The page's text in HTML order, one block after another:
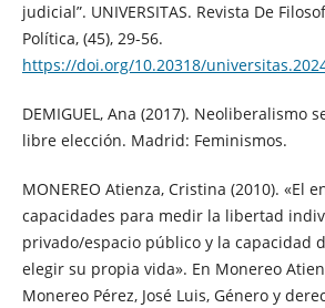
judicial”. UNIVERSITAS. Revista De
Política, (45), 29-56.
https://doi.org/10.20318/
DEMIGUEL, Ana (2017). Neoliberalismo
libre elección. Madrid: Feminismos.
MONEREO Atienza, Cristina (2010). «El
capacidades para medir la libertad
privado/espacio público y la capacidad
elegir su propia vida». En Monereo
Monereo Pérez, José Luis, Género y